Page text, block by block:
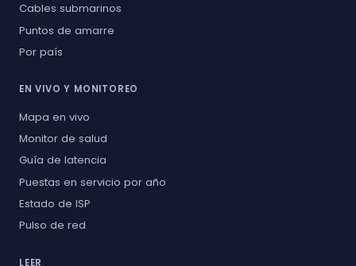
Cables submarinos
Puntos de amarre
Por país
EN VIVO Y MONITOREO
Mapa en vivo
Monitor de salud
Guía de latencia
Puestas en servicio por año
Estado de ISP
Pulso de red
LEER